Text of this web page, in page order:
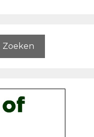
Zoeken